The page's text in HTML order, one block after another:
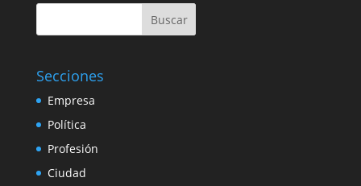
Buscar
Secciones
Empresa
Política
Profesión
Ciudad